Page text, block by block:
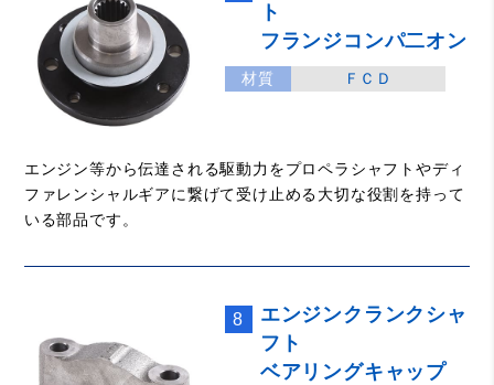
ト
フランジコンパ二オン
材質 ＦＣＤ
エンジン等から伝達される駆動力をプロペラシャフトやディ
ファレンシャルギアに繋げて受け止める大切な役割を持って
いる部品です。
8
エンジンクランクシャ
フト
ベアリングキャップ